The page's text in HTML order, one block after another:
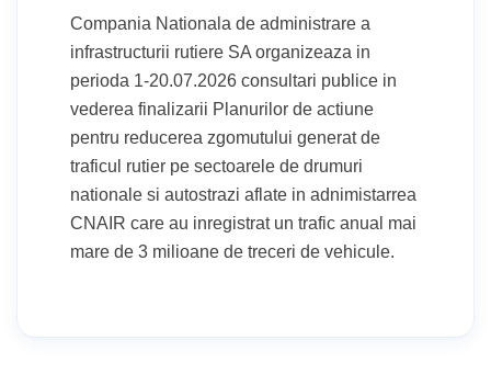
Stadionul Orășenesc
Bazin de Înot
Compania Nationala de administrare a
infrastructurii rutiere SA organizeaza in
perioda 1-20.07.2026 consultari publice in
vederea finalizarii Planurilor de actiune
pentru reducerea zgomutului generat de
traficul rutier pe sectoarele de drumuri
nationale si autostrazi aflate in adnimistarrea
CNAIR care au inregistrat un trafic anual mai
mare de 3 milioane de treceri de vehicule.